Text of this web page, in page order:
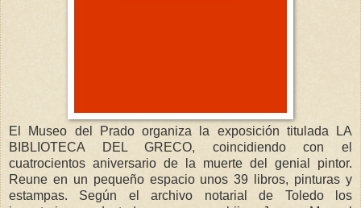
El Museo del Prado organiza la exposición titulada LA
BIBLIOTECA DEL GRECO, coincidiendo con el
cuatrocientos aniversario de la muerte del genial pintor.
Reune en un pequeño espacio unos 39 libros, pinturas y
estampas. Según el archivo notarial de Toledo los